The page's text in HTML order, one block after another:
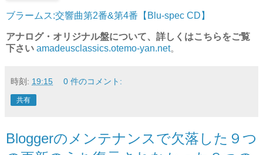
ブラームス:交響曲第2番&第4番【Blu-spec CD】
アナログ・オリジナル盤について、詳しくはこちらをご覧
下さい amadeusclassics.otemo-yan.net。
時刻: 19:15 0 件のコメント:
共有
Bloggerのメンテナンスで欠落した９つ